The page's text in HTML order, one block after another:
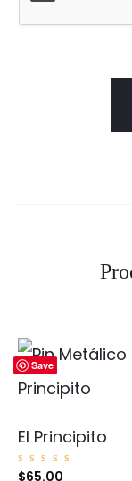
Save
El Principito
Valorad
$65.00